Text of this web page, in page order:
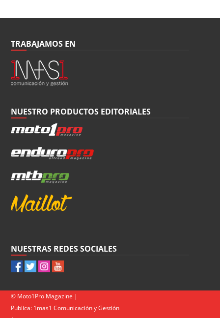
TRABAJAMOS EN
NUESTRO PRODUCTOS EDITORIALES
NUESTRAS REDES SOCIALES
© Moto1Pro Magazine |
Publica: 1mas1 Comunicación y Gestión